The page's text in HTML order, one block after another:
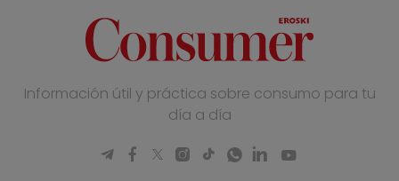
Información útil y práctica sobre consumo para tu
día a día